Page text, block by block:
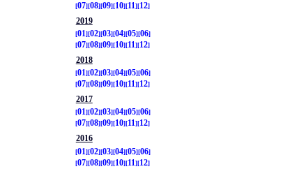
07 08 09 10 11
12
2019
01
02 03 04 05 06
07 08 09 10 11
12
2018
01 02 03 04 05 06
07 08 09 10 11 12
2017
01 02 03 04 05 06
07 08 09 10 11 12
2016
01
02 03 04 05 06
07 08 09 10 11
12